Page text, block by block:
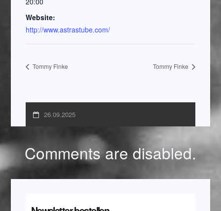
Website:
http://www.astrastube.com/
Tommy Finke Tommy Finke
26.09.2025
Comments are disabled.